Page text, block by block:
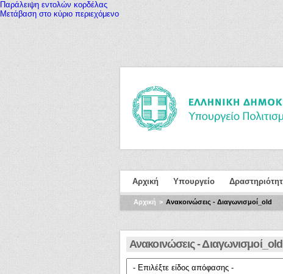
Παράλειψη εντολών κορδέλας
Μετάβαση στο κύριο περιεχόμενο
Αρχική Υπουργείο
Αρχική Ανακοινώσεις - Διαγωνισμοί_old
Ανακοινώσεις - Διαγωνισμοί_old